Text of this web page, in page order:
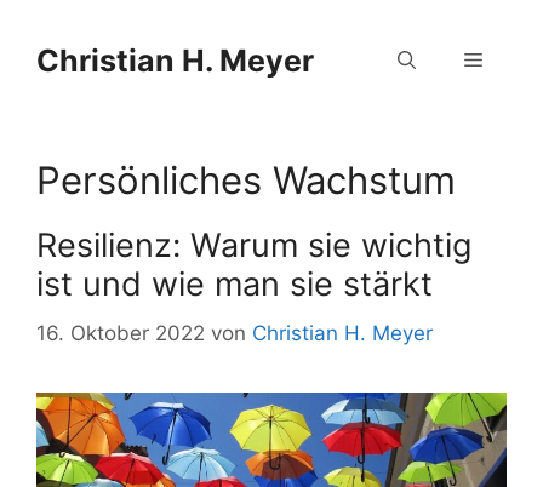
Inhalt
springen
Inhalt
springen
Christian H. Meyer Menü
Persönliches Wachstum
Resilienz: Warum sie wichtig
ist und wie man sie stärkt
16. Oktober 2022 von Christian H. Meyer